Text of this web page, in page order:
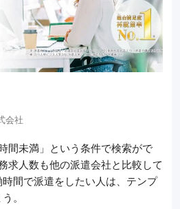
会社
間未満」という条件で検索がで
求人数も他の派遣会社と比較して
間で派遣をしたい人は、テンプ
。